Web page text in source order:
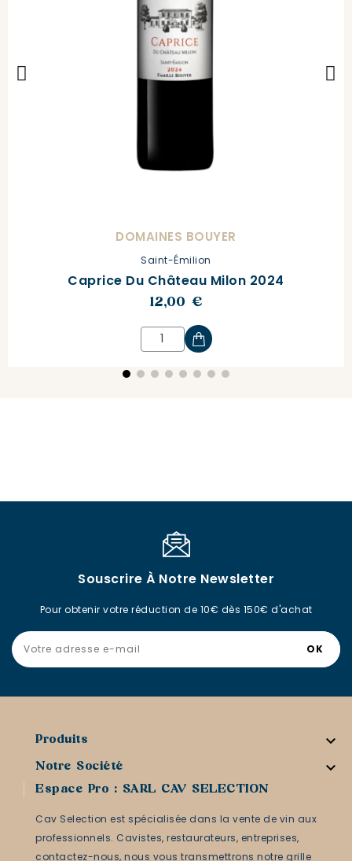
DOMAINES BOUYER
Saint-Émilion
Caprice Du Château Milon 2024
12,00 €
Souscrire À Notre Newsletter
Pour obtenir votre réduction de 10€ dès 150€ d'achat
Produits 
Notre Société 
Espace Pro : SARL CAV SELECTION
Cav Selection est spécialisée dans la vente de vin aux
professionnels. Cavistes, restaurateurs, entreprises,
contactez-nous, nous vous transmettrons notre grille